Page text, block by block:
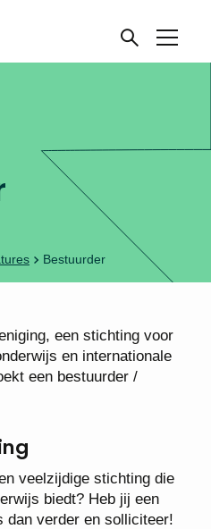
Bestuurder
een stichting voor
en internationale
een bestuurder /
veelzijdige stichting die
biedt? Heb jij een
dan verder en solliciteer!